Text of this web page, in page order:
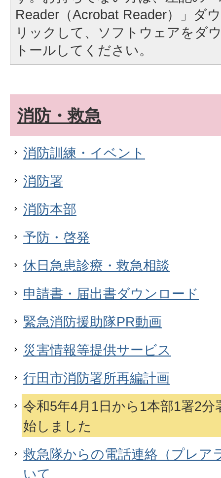
Reader（Acrobat Reader）」ダ
リックして、ソフトウェアをダ
トールしてください。
消防・救急
消防訓練・イベント
消防署
消防本部
予防・啓発
休日急患診療・救急相談
申請書・届出書ダウンロード
緊急消防援助隊PR動画
災害情報等提供サービス
行田市消防署所再編計画
令和5年4月1日から1本部1署2
始しました
救急隊からの電話連絡（プレア
いて